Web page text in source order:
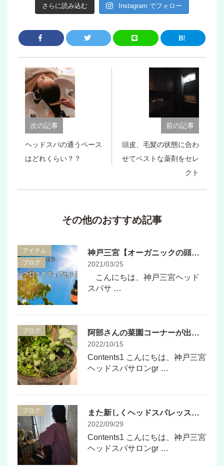
さらに読み込む Instagram でフォロー
次の記事
ヘッドスパの通うペース
はどれくらい？？
前の記事
頭皮、毛髪の状態に合わ
せてベストな薬剤をセレ
クト
その他のおすすめ記事
アイテム
ブログ
神戸三宮【オーガニックの頭皮・髪の日焼け止めをお探しの方へ】OWAY 《サンプロテクティブ エリクサー》で紫外線から優しく保護
2021/03/25
こんにちは、神戸三宮ヘッド
スパサ …
ブログ 阿部さんの菜園コーナーが出来ました
2022/10/15
Contents1 こんにちは、神戸三宮
ヘッドスパサロンgr …
ブログ また新しくヘッドスパレッスンがスタートしました！
2022/09/29
Contents1 こんにちは、神戸三宮
ヘッドスパサロンgr …